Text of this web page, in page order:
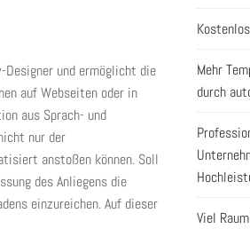
und ermöglicht die
auf Webseiten oder in
aus Sprach- und
nur der
anstoßen können. Soll
des Anliegens die
einzureichen. Auf dieser
Mehr
durch
Viel